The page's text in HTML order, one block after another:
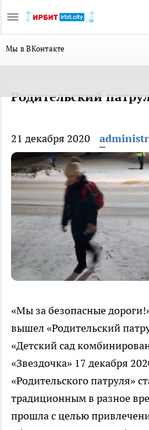
Мы в ВКонтакте
Родительский
21 декабря 2020
«Мы за безопасные
вышел «Родительский
«Детский сад
«Звездочка» 17 декабря
«Родительского патруля»
традиционным в разное
прошла с целью